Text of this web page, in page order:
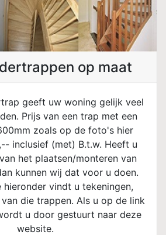
op maat
geeft uw woning gelijk veel
Prijs van een trap met een
zoals op de foto's hier
inclusief (met) B.t.w. Heeft u
het plaatsen/monteren van
kunnen wij dat voor u doen.
hieronder vindt u tekeningen,
die trappen. Als u op de link
u door gestuurt naar deze
website.